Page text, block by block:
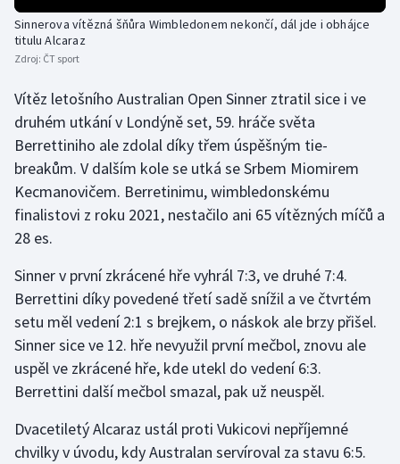
Lyže a snowboard
Moderní pětiboj
Motorsport
Olympijské hry
Parasport
Plavání
Plážový volejbal
Ragby
Rychlobruslení
Short track
Sinnerova vítězná šňůra Wimbledonem nekončí, dál jde i obhájce
titulu Alcaraz
Zdroj: ČT sport
Vítěz letošního Australian Open Sinner ztratil sice i ve
druhém utkání v Londýně set, 59. hráče světa
Berrettiniho ale zdolal díky třem úspěšným tie-
breakům. V dalším kole se utká se Srbem Miomirem
Kecmanovičem. Berretinimu, wimbledonskému
finalistovi z roku 2021, nestačilo ani 65 vítězných míčů a
28 es.
Sinner v první zkrácené hře vyhrál 7:3, ve druhé 7:4.
Berrettini díky povedené třetí sadě snížil a ve čtvrtém
setu měl vedení 2:1 s brejkem, o náskok ale brzy přišel.
Sinner sice ve 12. hře nevyužil první mečbol, znovu ale
uspěl ve zkrácené hře, kde utekl do vedení 6:3.
Berrettini další mečbol smazal, pak už neuspěl.
Dvacetiletý Alcaraz ustál proti Vukicovi nepříjemné
chvilky v úvodu, kdy Australan servíroval za stavu 6:5.